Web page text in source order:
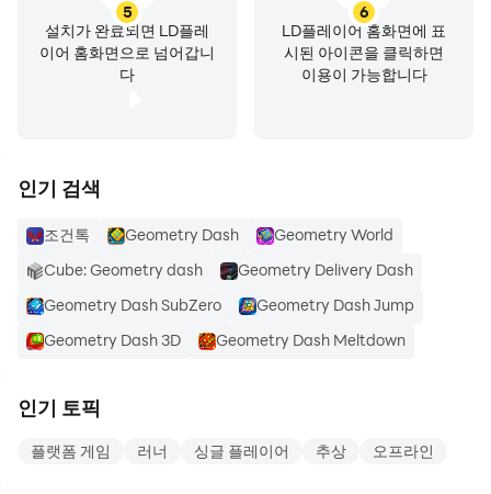
5
설치가 완료되면 LD플레
이어 홈화면으로 넘어갑니
다
6
LD플레이어 홈화면에 표
시된 아이콘을 클릭하면
이용이 가능합니다
인기 검색
조건톡 Geometry Dash
Geometry World
Cube: Geometry dash
Geometry Delivery Dash
Geometry Dash SubZero
Geometry Dash Jump
Geometry Dash 3D
Geometry Dash Meltdown
인기 토픽
플랫폼 게임 러너 싱글 플레이어 추상 오프라인